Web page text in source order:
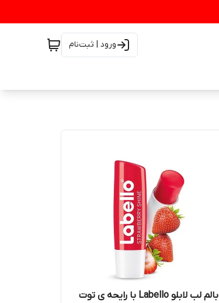
ورود | ثبت‌نام
بالم لب لابلو‌ Labello با رایحه ی توت